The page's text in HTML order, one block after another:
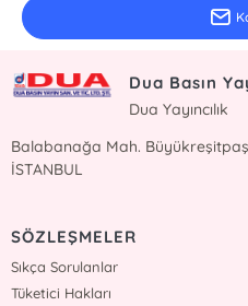
Dua Basın
Dua Yayıncılık
Balabanağa Mah.
İSTANBUL
SÖZLEŞMELER
Sıkça Sorulanlar
Tüketici Hakları